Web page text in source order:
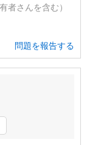
者さんを含む）
問題を報告する